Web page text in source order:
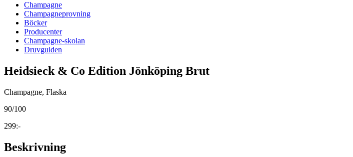
Champagne
Champagneprovning
Böcker
Producenter
Champagne-skolan
Druvguiden
Heidsieck & Co Edition Jönköping Brut
Champagne, Flaska
90/100
299:-
Beskrivning